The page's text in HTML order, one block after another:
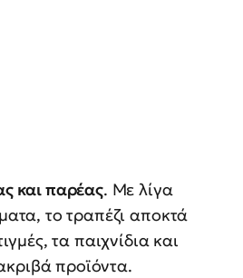
και παρέας. Με λίγα
το τραπέζι αποκτά
τα παιχνίδια και
προϊόντα.